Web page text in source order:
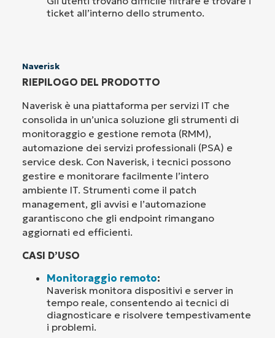
ticket all’interno dello strumento.
Naverisk
RIEPILOGO DEL PRODOTTO
Naverisk è una piattaforma per servizi IT che
consolida in un’unica soluzione gli strumenti di
monitoraggio e gestione remota (RMM),
automazione dei servizi professionali (PSA) e
service desk. Con Naverisk, i tecnici possono
gestire e monitorare facilmente l’intero
ambiente IT. Strumenti come il patch
management, gli avvisi e l’automazione
garantiscono che gli endpoint rimangano
aggiornati ed efficienti.
CASI D’USO
Monitoraggio remoto:
Naverisk monitora dispositivi e server in
tempo reale, consentendo ai tecnici di
diagnosticare e risolvere tempestivamente
i problemi.